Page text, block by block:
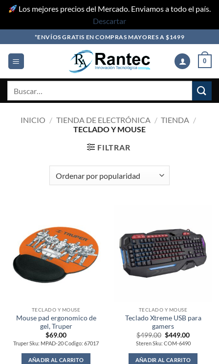
Los mejores precios del Mercado. Enviamos a todo el país.
Descartar
to
content
*ENVÍOS GRATIS EN COMPRAS MAYORES A $1499
0
INICIO / TIENDA DE ELECTRÓNICA / TIENDA /
TECLADO Y MOUSE
FILTRAR
TECLADO Y MOUSE
Mouse pad ergonomico de
gel, Truper
$69.00
Truper Sku: MPAD-20 Codigo: 67017
AÑADIR AL CARRITO
TECLADO Y MOUSE
Teclado Xtreme USB para
gamers
$499.00 Original
price
was:
$499.00.
$449.00Current
price
is:
$449.00.
Steren Sku: COM-6490
AÑADIR AL CARRITO